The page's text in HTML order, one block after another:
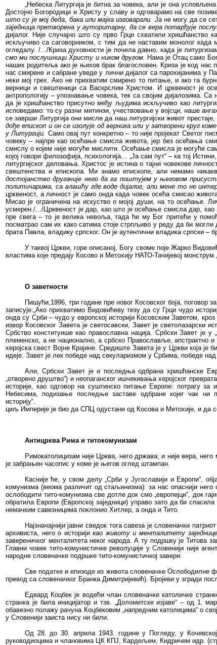
„Небеска Литургија је битна за човека, али је она
Достојно Богородици и Христу у славу и одговарамо на све
што су је мој деда, бака или мајка изговарали. Ја не могу да се
заједница претворена у ауторитарну, да се вера потврђује
дијалог. Није случајно што су прво Грци схватили хришћанство
искључиво са саговорником, с тим да не наставим монолог када
огледалу. /.../Криза духовности је почела давно, када је
смо ми послушници Христу и ником другом. Нама је Отац само
наших родитеља ако је њихов брак благословен. Криза је код
нас смирене и сабране уведе у лични дијалог са парохијанима у
неки мој грех. Ако не прихватим смирено то питање, и ако га
верници и свештеници са Васкрслим Христом. И црквеност је
антропологију – упознавање човека, тек са својим дијалозима.
да је хришћанство присутно међу људима искључиво као
исповедамо: то су разни митинзи, учествовање у војсци, наше
се заврши Литургија они мисле да наш литургијски живот
дође епископ и он се изолује од верника или у затворени круг
у Литургији. Само овај пут конкретно – то није пројекат Светог
човеку – најпре као осећање смисла живота, јер без осећања
смислу о којем није могуће мислити. Осећање смисла је могуће
којој говори филозофија, психологија... „Ја сам пут“ – ка тој
литургијског деловања. Христос је истина о тајни човекове
свештенства и епископа. Ми знамо епископе, али немамо
достојанство другачије него да га поштујем у његовом
политичарима, са влашћу где воде дијалог, али мене то не
црквеност, а личност је само онда када човек осећа смисао
Мисао је ограничена на искуство о мојој души, на то осећање.
усмерен./.../Црквеност је дар, као што је осећање смисла дар,
пре свега – то је велика невоља, тада ће му Бог притећи у
посматрао сам их како сатима стоје стрпљиво у реду да би
брата Павла, владику српског. Он је аутентични владика српски
У таквој Цркви, горе описаној, Богу своме поје Жарко
властима које предају Косово и Метохију НАТО-Тачијевој
О заветности
Пишући,1996, три године пре новог Косовског боја, поговор
записује:„Ако прихватимо Видовићеву тезу да су Грци чудо
онда су Срби – чудо у европској историји Косовским Заветом,
извор Косовског Завета је светосавски, Завет је
Србство конституише као православна нација. Србски Завет је у
племенско, а не национално, а србско Православље, апстрактно
херојска свест Војне Крајине. Средиште Завета је у Цркви која
идеје. Завет је лек победе над секуларизмом у Србима, победе
Али, Србски Завет је и последња одбрана хришћанске
„отворено друштво“) и неопаганског ишчекивања херојског
историје, као одговор на суштинско питање Европе: потрагу за
Небесима, подизање последње заставе одбране којег чак ни
историју“.
циљ Империје је био да СПЦ одустане од Косова и Метохије, и да се
Антицрква Рима и титокомунизам
Римокатолицизам није Црква, него држава; и није вера,
је забрањен часопис у коме је његов оглед штампан.
Касније ће, у свом делу „Срби у Југославији и Европи“,
комунизма (веома различит од стаљинизма): за нас опаснији
ослободити тито-комунизма све дотле док смо „европејци“, док
обратила Европи (Европској заједници) управо зато да би
немачким савезницима поклонио Хитлер, а онда и Тито.
Најзначајнији јавни сведок тога савеза је словеначки
архивиста, него о историји као животу и менталитету
завереничког менталитета неког народа. А ту подршку је Титова
Главни човек тито-комунистичке револуције у Словенији није
народне словеначке подршке тито-комунистичкој завери.
Све податке и епизоде из живота словеначке Ослободилне
превод са словеначког Бранка Димитријевић). Бројеви у згради
Едвард Коцбек је водећи члан словеначке католичке
странка је била иницијатор и тзв. „Доломитске изјаве“ – од 1.
обавезно полажу рачуна Коцбековим „напредним католицима“ о
у Словенији заиста нису ни били.
Од 28. до 30. априла 1943. године у Погледу, у
руководиоцима и члановима ЦК КПЈ, Кардељем, Кидричем идр.